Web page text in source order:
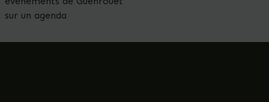
sur un agenda